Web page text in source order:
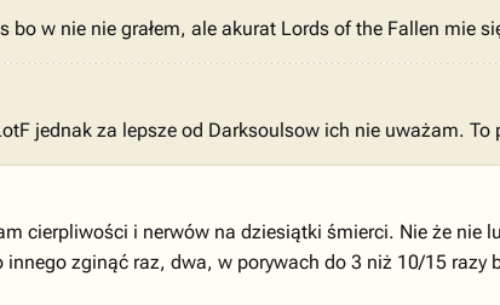
bo w nie nie grałem, ale akurat Lords of the Fallen mie
jednak za lepsze od Darksoulsow ich nie uważam.
cierpliwości i nerwów na dziesiątki śmierci. Nie że nie
zginąć raz, dwa, w porywach do 3 niż 10/15 razy